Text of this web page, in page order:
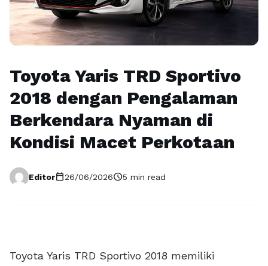
Toyota Yaris TRD Sportivo
2018 dengan Pengalaman
Berkendara Nyaman di
Kondisi Macet Perkotaan
Editorcalendar_today26/06/2026schedule5 min read
Toyota Yaris TRD Sportivo 2018 memiliki